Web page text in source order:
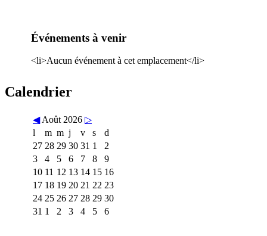
Événements à venir
<li>Aucun événement à cet emplacement</li>
Calendrier
◀ Août 2026 ▷
l
m m j v s
d
27 28 29 30 31 1
2
3
4 5 6 7 8
9
10 11 12 13 14 15 16
17 18 19 20 21 22 23
24 25 26 27 28 29 30
31 1 2 3 4 5 6